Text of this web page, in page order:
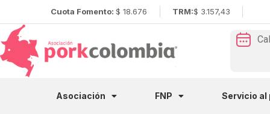
Cuota Fomento: $ 18.676 TRM:$ 3.157,43
Asociación FNP Servicio